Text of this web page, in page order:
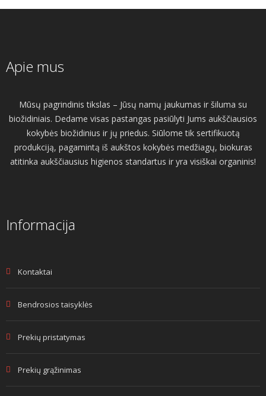
Apie mus
Mūsų pagrindinis tikslas – Jūsų namų jaukumas ir šiluma su
biožidiniais. Dedame visas pastangas pasiūlyti Jums aukščiausios
kokybės biožidinius ir jų priedus. Siūlome tik sertifikuotą
produkciją, pagamintą iš aukštos kokybės medžiagų, biokuras
atitinka aukščiausius higienos standartus ir yra visiškai organinis!
Informacija
Kontaktai
Bendrosios taisyklės
Prekių pristatymas
Prekių grąžinimas